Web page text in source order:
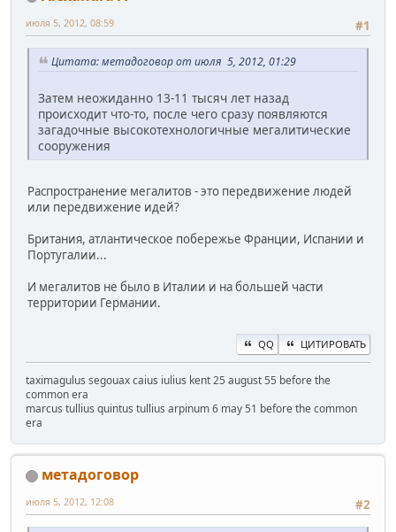
#1
июля 5, 2012, 08:59
Цитата: метадоговор от июля 5, 2012, 01:29
Затем неожиданно 13-11 тысяч лет назад
происходит что-то, после чего сразу появляются
загадочные высокотехнологичные мегалитические
сооружения
Распространение мегалитов - это передвижение людей
или передвижение идей?
Британия, атлантическое побережье Франции, Испании и
Португалии...
И мегалитов не было в Италии и на большей части
территории Германии.
QQ ЦИТИРОВАТЬ
taximagulus segouax caius iulius kent 25 august 55 before the
common era
marcus tullius quintus tullius arpinum 6 may 51 before the common
era
метадоговор
#2
июля 5, 2012, 12:08